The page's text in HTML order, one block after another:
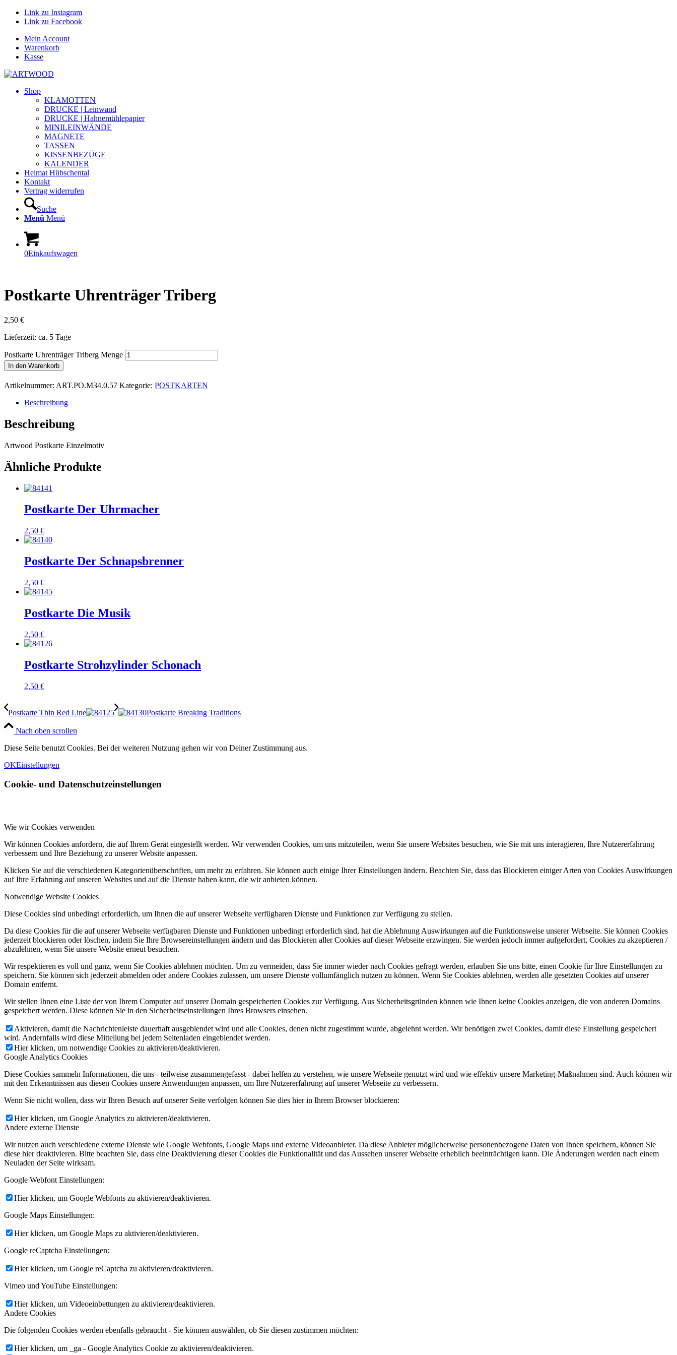
Link zu Instagram
Link zu Facebook
Mein Account
Warenkorb
Kasse
Shop
KLAMOTTEN
DRUCKE | Leinwand
DRUCKE | Hahnemühlepapier
MINILEINWÄNDE
MAGNETE
TASSEN
KISSENBEZÜGE
KALENDER
Heimat Hübschental
Kontakt
Vertrag widerrufen
Suche
Menü Menü
0Einkaufswagen
Postkarte Uhrenträger Triberg
2,50 €
Lieferzeit: ca. 5 Tage
Postkarte Uhrenträger Triberg Menge
In den Warenkorb
Artikelnummer: ART.PO.M34.0.57 Kategorie: POSTKARTEN
Beschreibung
Beschreibung
Artwood Postkarte Einzelmotiv
Ähnliche Produkte
Postkarte Der Uhrmacher
2,50 €
Postkarte Der Schnapsbrenner
2,50 €
Postkarte Die Musik
2,50 €
Postkarte Strohzylinder Schonach
2,50 €
Postkarte Thin Red Line Postkarte Breaking Traditions
Nach oben scrollen
Diese Seite benutzt Cookies. Bei der weiteren Nutzung gehen wir von Deiner Zustimmung aus.
OKEinstellungen
Cookie- und Datenschutzeinstellungen
Wie wir Cookies verwenden
Wir können Cookies anfordern, die auf Ihrem Gerät eingestellt werden. Wir verwenden Cookies, um uns mitzuteilen, wenn Sie unsere Websites besuchen, wie Sie mit uns interagieren, Ihre Nutzererfahrung
verbessern und Ihre Beziehung zu unserer Website anpassen.
Klicken Sie auf die verschiedenen Kategorienüberschriften, um mehr zu erfahren. Sie können auch einige Ihrer Einstellungen ändern. Beachten Sie, dass das Blockieren einiger Arten von Cookies Auswirkungen
auf Ihre Erfahrung auf unseren Websites und auf die Dienste haben kann, die wir anbieten können.
Notwendige Website Cookies
Diese Cookies sind unbedingt erforderlich, um Ihnen die auf unserer Webseite verfügbaren Dienste und Funktionen zur Verfügung zu stellen.
Da diese Cookies für die auf unserer Webseite verfügbaren Dienste und Funktionen unbedingt erforderlich sind, hat die Ablehnung Auswirkungen auf die Funktionsweise unserer Webseite. Sie können Cookies
jederzeit blockieren oder löschen, indem Sie Ihre Browsereinstellungen ändern und das Blockieren aller Cookies auf dieser Webseite erzwingen. Sie werden jedoch immer aufgefordert, Cookies zu akzeptieren /
abzulehnen, wenn Sie unsere Website erneut besuchen.
Wir respektieren es voll und ganz, wenn Sie Cookies ablehnen möchten. Um zu vermeiden, dass Sie immer wieder nach Cookies gefragt werden, erlauben Sie uns bitte, einen Cookie für Ihre Einstellungen zu
speichern. Sie können sich jederzeit abmelden oder andere Cookies zulassen, um unsere Dienste vollumfänglich nutzen zu können. Wenn Sie Cookies ablehnen, werden alle gesetzten Cookies auf unserer
Domain entfernt.
Wir stellen Ihnen eine Liste der von Ihrem Computer auf unserer Domain gespeicherten Cookies zur Verfügung. Aus Sicherheitsgründen können wie Ihnen keine Cookies anzeigen, die von anderen Domains
gespeichert werden. Diese können Sie in den Sicherheitseinstellungen Ihres Browsers einsehen.
Aktivieren, damit die Nachrichtenleiste dauerhaft ausgeblendet wird und alle Cookies, denen nicht zugestimmt wurde, abgelehnt werden. Wir benötigen zwei Cookies, damit diese Einstellung gespeichert
wird. Andernfalls wird diese Mitteilung bei jedem Seitenladen eingeblendet werden.
Hier klicken, um notwendige Cookies zu aktivieren/deaktivieren.
Google Analytics Cookies
Diese Cookies sammeln Informationen, die uns - teilweise zusammengefasst - dabei helfen zu verstehen, wie unsere Webseite genutzt wird und wie effektiv unsere Marketing-Maßnahmen sind. Auch können wir
mit den Erkenntnissen aus diesen Cookies unsere Anwendungen anpassen, um Ihre Nutzererfahrung auf unserer Webseite zu verbessern.
Wenn Sie nicht wollen, dass wir Ihren Besuch auf unserer Seite verfolgen können Sie dies hier in Ihrem Browser blockieren:
Hier klicken, um Google Analytics zu aktivieren/deaktivieren.
Andere externe Dienste
Wir nutzen auch verschiedene externe Dienste wie Google Webfonts, Google Maps und externe Videoanbieter. Da diese Anbieter möglicherweise personenbezogene Daten von Ihnen speichern, können Sie
diese hier deaktivieren. Bitte beachten Sie, dass eine Deaktivierung dieser Cookies die Funktionalität und das Aussehen unserer Webseite erheblich beeinträchtigen kann. Die Änderungen werden nach einem
Neuladen der Seite wirksam.
Google Webfont Einstellungen:
Hier klicken, um Google Webfonts zu aktivieren/deaktivieren.
Google Maps Einstellungen:
Hier klicken, um Google Maps zu aktivieren/deaktivieren.
Google reCaptcha Einstellungen:
Hier klicken, um Google reCaptcha zu aktivieren/deaktivieren.
Vimeo und YouTube Einstellungen:
Hier klicken, um Videoeinbettungen zu aktivieren/deaktivieren.
Andere Cookies
Die folgenden Cookies werden ebenfalls gebraucht - Sie können auswählen, ob Sie diesen zustimmen möchten:
Hier klicken, um _ga - Google Analytics Cookie zu aktivieren/deaktivieren.